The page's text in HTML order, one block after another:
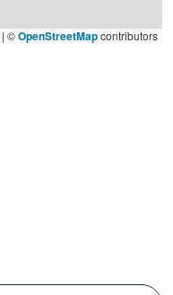
| ©OpenStreetMapcontributors